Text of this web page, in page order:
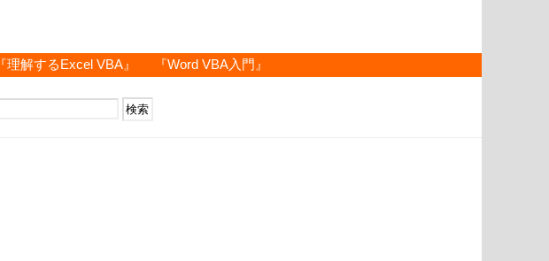
『理解するExcel VBA』 『Word VBA入門』